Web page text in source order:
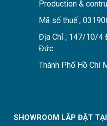
không cần quá dày.
Production &
Mã số thuế ;
Địa Chỉ ; 147/10/4
Đức
Thành Phố Hồ Chí
SHOWROOM LẮP ĐẶT